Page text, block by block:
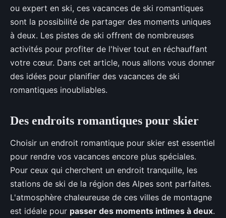
ou expert en ski, ces vacances de ski romantiques
sont la possibilité de partager des moments uniques
à deux. Les pistes de ski offrent de nombreuses
activités pour profiter de l'hiver tout en réchauffant
votre cœur. Dans cet article, nous allons vous donner
des idées pour planifier des vacances de ski
romantiques inoubliables.
Des endroits romantiques pour skier
Choisir un endroit romantique pour skier est essentiel
pour rendre vos vacances encore plus spéciales.
Pour ceux qui cherchent un endroit tranquille, les
stations de ski de la région des Alpes sont parfaites.
L'atmosphère chaleureuse de ces villes de montagne
est idéale pour passer des moments intimes à deux.